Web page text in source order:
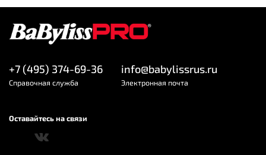
+7 (495) 374-69-36
Cправочная служба
info@babylissrus.ru
Электронная почта
Оставайтесь на связи